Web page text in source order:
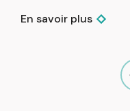
En savoir plus